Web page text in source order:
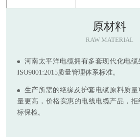
原材料
RAW MATERIAL
河南太平洋电缆拥有多套现代化电
ISO9001:2015质量管理体系标准。
生产所需的绝缘及护套电缆原料质
量更高，价格实惠的电线电缆产品，
标保检。